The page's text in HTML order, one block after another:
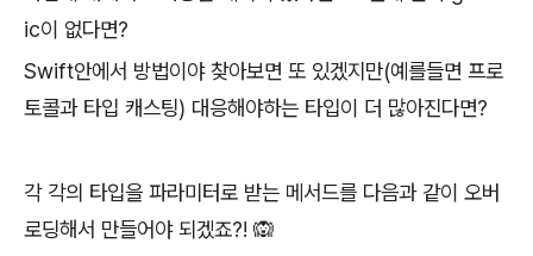
ic이 없다면?
Swift안에서 방법이야 찾아보면 또 있겠지만(예를들면 프로
토콜과 타입 캐스팅) 대응해야하는 타입이 더 많아진다면?
각 각의 타입을 파라미터로 받는 메서드를 다음과 같이 오버
로딩해서 만들어야 되겠죠?! 🙉